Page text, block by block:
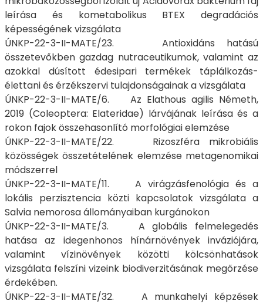
leírása és kometabolikus BTEX degradációs
képességének vizsgálata
ÚNKP-22-3-II-MATE/23. Antioxidáns hatású
összetevőkben gazdag nutraceutikumok, valamint az
azokkal dúsított édesipari termékek táplálkozás-
élettani és érzékszervi tulajdonságainak a vizsgálata
ÚNKP-22-3-II-MATE/6. Az Elathous agilis Németh,
2019 (Coleoptera: Elateridae) lárvájának leírása és a
rokon fajok összehasonlító morfológiai elemzése
ÚNKP-22-3-II-MATE/22. Rizoszféra mikrobiális
közösségek összetételének elemzése metagenomikai
módszerrel
ÚNKP-22-3-II-MATE/11. A virágzásfenológia és a
lokális perzisztencia közti kapcsolatok vizsgálata a
Salvia nemorosa állományaiban kurgánokon
ÚNKP-22-3-II-MATE/3. A globális felmelegedés
hatása az idegenhonos hínárnövények inváziójára,
valamint vízinövények közötti kölcsönhatások
vizsgálata felszíni vizeink biodiverzitásának megőrzése
érdekében.
ÚNKP-22-3-II-MATE/32. A munkahelyi képzések